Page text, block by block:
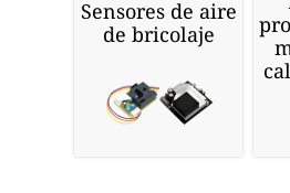
Sensores de aire
de bricolaje